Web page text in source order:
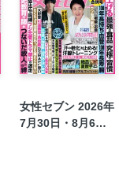
女性セブン 2026年
7月30日・8月6日